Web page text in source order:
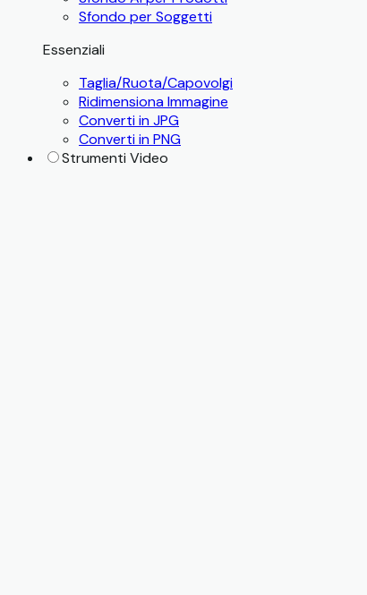
Sfondo per Soggetti
Essenziali
Taglia/Ruota/Capovolgi
Ridimensiona Immagine
Converti in JPG
Converti in PNG
Strumenti Video